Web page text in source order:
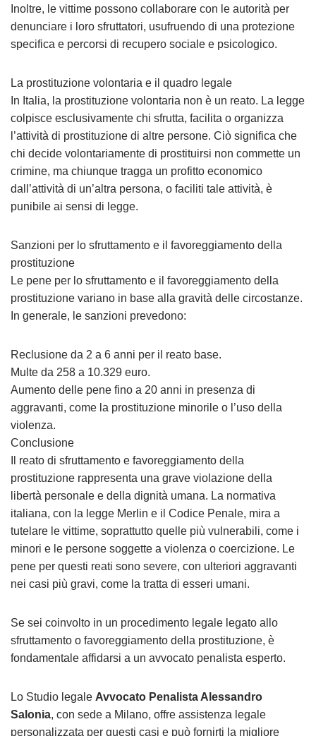
Inoltre, le vittime possono collaborare con le autorità per
denunciare i loro sfruttatori, usufruendo di una protezione
specifica e percorsi di recupero sociale e psicologico.
La prostituzione volontaria e il quadro legale
In Italia, la prostituzione volontaria non è un reato. La legge
colpisce esclusivamente chi sfrutta, facilita o organizza
l’attività di prostituzione di altre persone. Ciò significa che
chi decide volontariamente di prostituirsi non commette un
crimine, ma chiunque tragga un profitto economico
dall’attività di un’altra persona, o faciliti tale attività, è
punibile ai sensi di legge.
Sanzioni per lo sfruttamento e il favoreggiamento della
prostituzione
Le pene per lo sfruttamento e il favoreggiamento della
prostituzione variano in base alla gravità delle circostanze.
In generale, le sanzioni prevedono:
Reclusione da 2 a 6 anni per il reato base.
Multe da 258 a 10.329 euro.
Aumento delle pene fino a 20 anni in presenza di
aggravanti, come la prostituzione minorile o l’uso della
violenza.
Conclusione
Il reato di sfruttamento e favoreggiamento della
prostituzione rappresenta una grave violazione della
libertà personale e della dignità umana. La normativa
italiana, con la legge Merlin e il Codice Penale, mira a
tutelare le vittime, soprattutto quelle più vulnerabili, come i
minori e le persone soggette a violenza o coercizione. Le
pene per questi reati sono severe, con ulteriori aggravanti
nei casi più gravi, come la tratta di esseri umani.
Se sei coinvolto in un procedimento legale legato allo
sfruttamento o favoreggiamento della prostituzione, è
fondamentale affidarsi a un avvocato penalista esperto.
Lo Studio legale Avvocato Penalista Alessandro
Salonia, con sede a Milano, offre assistenza legale
personalizzata per questi casi e può fornirti la migliore